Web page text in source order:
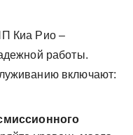
Киа Рио –
работы.
включают: